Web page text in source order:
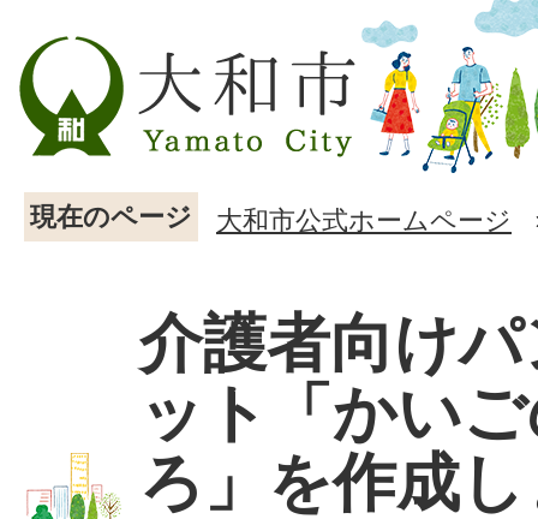
現在のページ 大和市公式ホームページ
介護者向け
ット「かい
ろ」を作成